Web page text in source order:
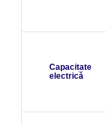
Capacitate
electrică